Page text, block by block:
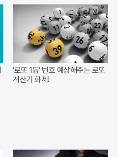
'로또 1등' 번호 예상해주는 로또
계산기 화제!